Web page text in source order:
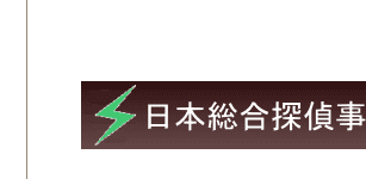
ているだけあって、良心的
な金額で調査をしてもらえ
たため感謝しています。
ので
した
い状